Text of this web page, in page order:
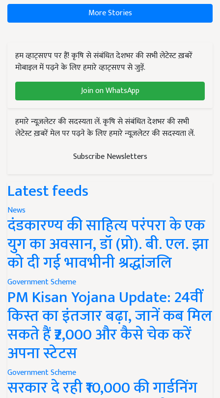
More Stories
हम व्हाट्सएप पर हैं! कृषि से संबंधित देशभर की सभी लेटेस्ट ख़बरें
मोबाइल में पढ़ने के लिए हमारे व्हाट्सएप से जुड़ें.
Join on WhatsApp
हमारे न्यूज़लेटर की सदस्यता लें. कृषि से संबंधित देशभर की सभी
लेटेस्ट ख़बरें मेल पर पढ़ने के लिए हमारे न्यूज़लेटर की सदस्यता लें.
Subscribe Newsletters
Latest feeds
News
दंडकारण्य की साहित्य परंपरा के एक
युग का अवसान, डॉ (प्रो). बी. एल. झा
को दी गई भावभीनी श्रद्धांजलि
Government Scheme
PM Kisan Yojana Update: 24वीं
किस्त का इंतजार बढ़ा, जानें कब मिल
सकते हैं ₹2,000 और कैसे चेक करें
अपना स्टेटस
Government Scheme
सरकार दे रही ₹10,000 की गार्डनिंग